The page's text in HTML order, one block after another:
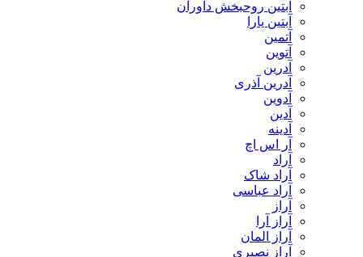
آبتین روحبخش داوران
آبتین یارا
آتمین
آتوین
آدرین
آدرین آذری
آدوین
آدین
آدینه
آر اس اچ
آراد
آراد شاک
آراد عباسی
آراز
آراز آرا
آراز المان
آراز نصیری